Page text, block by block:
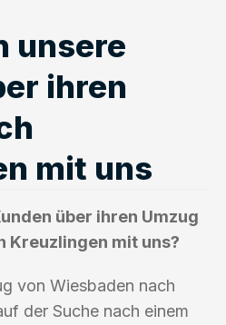
unsere
ihren
mit uns
über ihren Umzug
Kreuzlingen mit uns?
von Wiesbaden nach
der Suche nach einem